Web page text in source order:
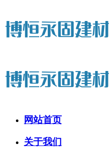
网站首页
关于我们